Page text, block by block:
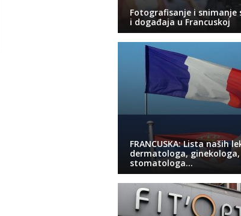
Fotografisanje i snimanje
i događaja u Francuskoj
FRANCUSKA: Lista naših
dermatologa,
stomatologa…